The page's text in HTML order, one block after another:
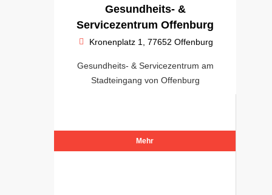
Gesundheits- &
Servicezentrum Offenburg
Kronenplatz 1, 77652 Offenburg
Gesundheits- & Servicezentrum am
Stadteingang von Offenburg
Mehr